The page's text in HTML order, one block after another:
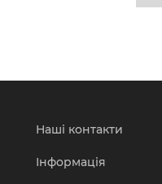
Наші контакти
Інформація